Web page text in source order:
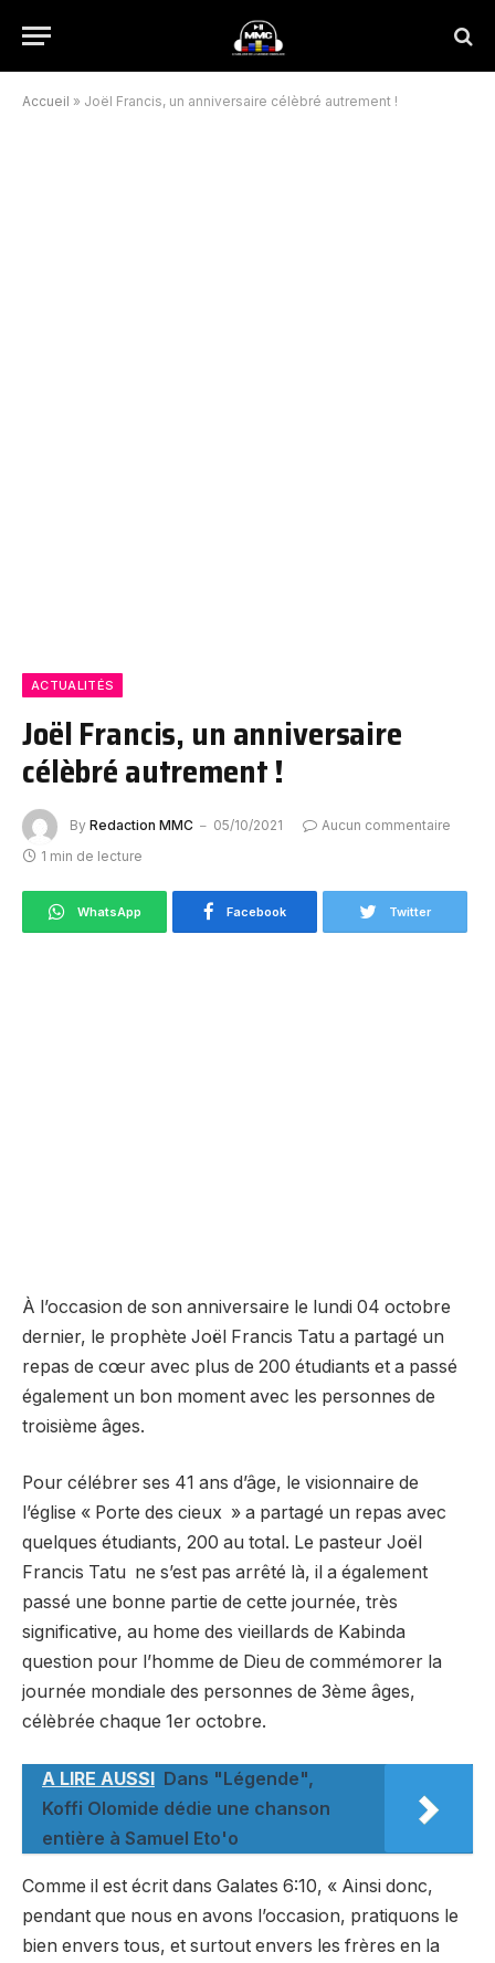
Accueil » Joël Francis, un anniversaire célèbré autrement !
ACTUALITÉS
Joël Francis, un anniversaire
célèbré autrement !
By Redaction MMC 05/10/2021
Aucun commentaire
1 min de lecture
WhatsApp Facebook Twitter
À l’occasion de son anniversaire le lundi 04 octobre
dernier, le prophète Joël Francis Tatu a partagé un
repas de cœur avec plus de 200 étudiants et a passé
également un bon moment avec les personnes de
troisième âges.
Pour célébrer ses 41 ans d’âge, le visionnaire de
l’église « Porte des cieux » a partagé un repas avec
quelques étudiants, 200 au total. Le pasteur Joël
Francis Tatu ne s’est pas arrêté là, il a également
passé une bonne partie de cette journée, très
significative, au home des vieillards de Kabinda
question pour l’homme de Dieu de commémorer la
journée mondiale des personnes de 3ème âges,
célèbrée chaque 1er octobre.
A LIRE AUSSI Dans "Légende",
Koffi Olomide dédie une chanson
entière à Samuel Eto'o
Comme il est écrit dans Galates 6:10, « Ainsi donc,
pendant que nous en avons l’occasion, pratiquons le
bien envers tous, et surtout envers les frères en la